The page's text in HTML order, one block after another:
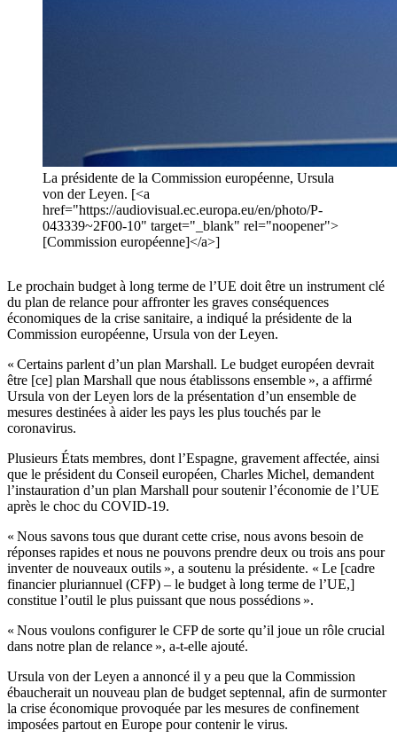
La présidente de la Commission européenne, Ursula
von der Leyen. [<a
href="https://audiovisual.ec.europa.eu/en/photo/P-
043339~2F00-10" target="_blank" rel="noopener">
[Commission européenne]</a>]
Le prochain budget à long terme de l’UE doit être un instrument clé
du plan de relance pour affronter les graves conséquences
économiques de la crise sanitaire, a indiqué la présidente de la
Commission européenne, Ursula von der Leyen.
« Certains parlent d’un plan Marshall. Le budget européen devrait
être [ce] plan Marshall que nous établissons ensemble », a affirmé
Ursula von der Leyen lors de la présentation d’un ensemble de
mesures destinées à aider les pays les plus touchés par le
coronavirus.
Plusieurs États membres, dont l’Espagne, gravement affectée, ainsi
que le président du Conseil européen, Charles Michel, demandent
l’instauration d’un plan Marshall pour soutenir l’économie de l’UE
après le choc du COVID-19.
« Nous savons tous que durant cette crise, nous avons besoin de
réponses rapides et nous ne pouvons prendre deux ou trois ans pour
inventer de nouveaux outils », a soutenu la présidente. « Le [cadre
financier pluriannuel (CFP) – le budget à long terme de l’UE,]
constitue l’outil le plus puissant que nous possédions ».
« Nous voulons configurer le CFP de sorte qu’il joue un rôle crucial
dans notre plan de relance », a-t-elle ajouté.
Ursula von der Leyen a annoncé il y a peu que la Commission
ébaucherait un nouveau plan de budget septennal, afin de surmonter
la crise économique provoquée par les mesures de confinement
imposées partout en Europe pour contenir le virus.